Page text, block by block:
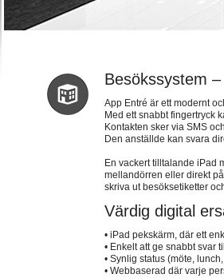
Besökssystem
App Entré är ett modernt
Med ett snabbt fingertryck
Kontakten sker via SMS
Den anställde kan svara
En vackert tilltalande iPad
mellandörren eller direkt
skriva ut besöksetiketter
Värdig digital
• iPad pekskärm, där ett
• Enkelt att ge snabbt svar
• Synlig status (möte,
• Webbaserad där varje